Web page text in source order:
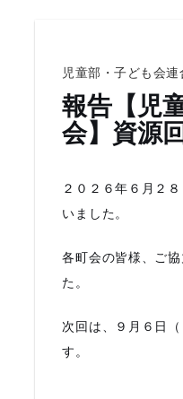
児童部・子ども会連
報告【児
会】資源
２０２６年６月２
いました。
各町会の皆様、ご
た。
次回は、９月６日
す。